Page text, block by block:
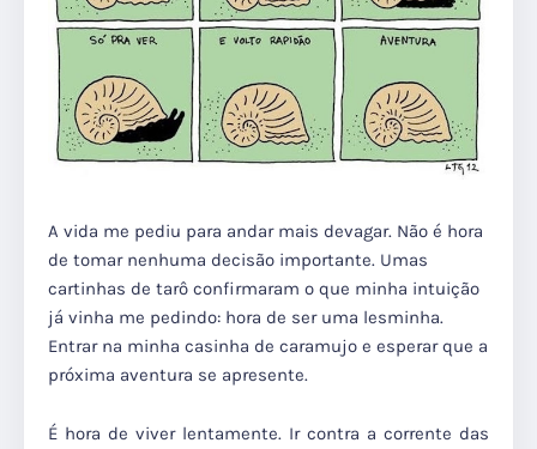
A vida me pediu para andar mais devagar. Não é hora
de tomar nenhuma decisão importante. Umas
cartinhas de tarô confirmaram o que minha intuição
já vinha me pedindo: hora de ser uma lesminha.
Entrar na minha casinha de caramujo e esperar que a
próxima aventura se apresente.
É hora de viver lentamente. Ir contra a corrente das